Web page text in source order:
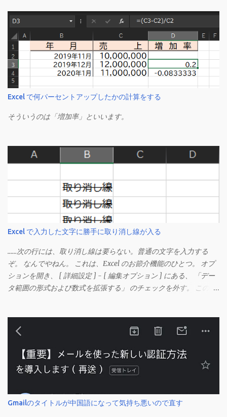
Excel で何パーセントアップしたかの計算をする
そういうのは「増加率」といいます。
Excel で入力した文字に勝手に取り消し線が入る
……次の行には、取り消し線は要らない。普通の文字を入力する
ぞ。 なんでやねん。 これは、Excel のお節介機能のひとつ。 オプ
ションを開き、 [ 詳細設定 ] - [ 編集オプション ] にある、 「デー
タ範囲の形式および数式を拡張する」 のチェックを外す。 この機
うです。 このオプションを解除して、他のセル（取り消し線の書
式がないセル）をコピーしてから、もう一度入力してみます。 今
度は大丈夫です。 Mac の場合、画面上部にあるメニューの
「Excel」をクリックして環境設定を開きます（「command + ,
（カンマ）」 でも開きます）。 「編集」を開きます。 「編集オプ
Gmailのタイトルが中国語になって気持ち悪いので直す